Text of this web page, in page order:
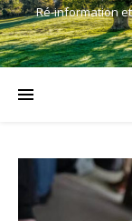
Ré-information